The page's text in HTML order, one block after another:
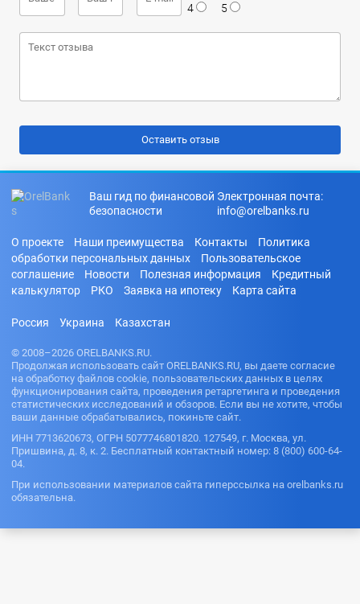
4
5
Ваш гид по финансовой
безопасности
Электронная почта:
info@orelbanks.ru
О проекте Наши преимущества Контакты
Политика
обработки персональных данных
Пользовательское
соглашение
Новости Полезная информация
Кредитный
калькулятор
РКО Заявка на ипотеку Карта сайта
Россия Украина Казахстан
© 2008–2026 ORELBANKS.RU.
Продолжая использовать сайт ORELBANKS.RU, вы даете согласие
на обработку файлов cookie, пользовательских данных в целях
функционирования сайта, проведения ретаргетинга и проведения
статистических исследований и обзоров. Если вы не хотите, чтобы
ваши данные обрабатывались, покиньте сайт.
ИНН 7713620673, ОГРН 5077746801820. 127549, г. Москва, ул.
Пришвина, д. 8, к. 2. Бесплатный контактный номер: 8 (800) 600-64-
04.
При использовании материалов сайта гиперссылка на orelbanks.ru
обязательна.